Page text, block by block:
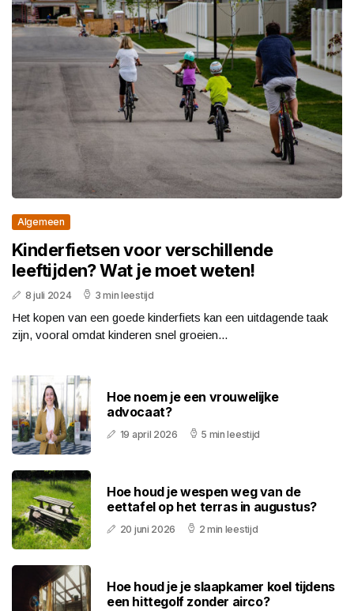
Algemeen
Kinderfietsen voor verschillende
leeftijden? Wat je moet weten!
8 juli 2024 3 min leestijd
Het kopen van een goede kinderfiets kan een uitdagende taak
zijn, vooral omdat kinderen snel groeien...
Hoe noem je een vrouwelijke
advocaat?
19 april 2026 5 min leestijd
Hoe houd je wespen weg van de
eettafel op het terras in augustus?
20 juni 2026 2 min leestijd
Hoe houd je je slaapkamer koel tijdens
een hittegolf zonder airco?